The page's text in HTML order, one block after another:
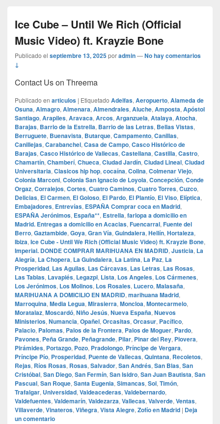
Ice Cube – Until We Rich (Official
Music Video) ft. Krayzie Bone
Publicado el septiembre 13, 2025poradmin—No hay comentarios
↓
Contact Us on Threema
Publicado en articulos | Etiquetado Adelfas, Aeropuerto, Alameda de
Osuna, Almagro, Almenara, Almendrales, Aluche, Amposta, Apóstol
Santiago, Arapiles, Aravaca, Arcos, Arganzuela, Atalaya, Atocha,
Barajas, Barrio de la Estrella, Barrio de las Letras, Bellas Vistas,
Berruguete, Buenavista, Butarque, Campamento, Canillas,
Canillejas, Carabanchel, Casa de Campo, Casco Histórico de
Barajas, Casco Histórico de Vallecas, Castellana, Castilla, Castro,
Chamartín, Chamberí, Chueca, Ciudad Jardín, Ciudad Lineal, Ciudad
Universitaria, Clasicos hip hop, cocaína, Colina, Colmenar Viejo,
Colonia Marconi, Colonia San Ignacio de Loyola, Concepción, Conde
Orgaz, Corralejos, Cortes, Cuatro Caminos, Cuatro Torres, Cuzco,
Delicias, El Carmen, El Goloso, El Pardo, El Plantío, El Viso, Elíptica,
Embajadores, Entrevías, ESPAÑA Comprar coca en Madrid,
ESPAÑA Jerónimos, España**, Estrella, farlopa a domicilio en
Madrid. Entregas a domicilio en Acacias, Fuencarral, Fuente del
Berro, Gaztambide, Goya, Gran Vía, Guindalera, Hellín, Hortaleza,
Ibiza, Ice Cube - Until We Rich (Official Music Video) ft. Krayzie Bone,
Imperial. DONDE COMPRAR MARIHUANA EN MADRID, Justicia, La
Alegría, La Chopera, La Guindalera, La Latina, La Paz, La
Prosperidad, Las Aguilas, Las Cárcavas, Las Letras, Las Rosas,
Las Tablas, Lavapiés, Legazpi, Lista, Los Angeles, Los Cármenes,
Los Jerónimos, Los Molinos, Los Rosales, Lucero, Malasaña,
MARIHUANA A DOMICILIO EN MADRID, marihuana Madrid,
Marroquina, Media Legua, Mirasierra, Moncloa, Montecarmelo,
Moratalaz, Moscardó, Niño Jesús, Nueva España, Nuevos
Ministerios, Numancia, Opañel, Orcasitas, Orcasur, Pacífico,
Palacio, Palomas, Palos de la Frontera, Palos de Moguer, Pardo,
Pavones, Peña Grande, Peñagrande, Pilar, Pinar del Rey, Piovera,
Pirámides, Portazgo, Pozo, Pradolongo, Príncipe de Vergara,
Príncipe Pío, Prosperidad, Puente de Vallecas, Quintana, Recoletos,
Rejas, Ríos Rosas, Rosas, Salvador, San Andrés, San Blas, San
Cristóbal, San Diego, San Fermín, San Isidro, San Juan Bautista, San
Pascual, San Roque, Santa Eugenia, Simancas, Sol, Timón,
Trafalgar, Universidad, Valdeacederas, Valdebernardo,
Valdefuentes, Valdemarín, Valdezarza, Vallecas, Valverde, Ventas,
Villaverde, Vinateros, Viñegra, Vista Alegre, Zofío en Madrid | Deja
un comentario